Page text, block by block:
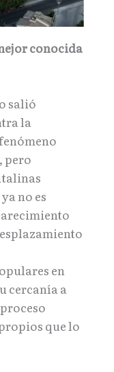
conocida
salió
la
pero
no es
en
cercanía a
que lo